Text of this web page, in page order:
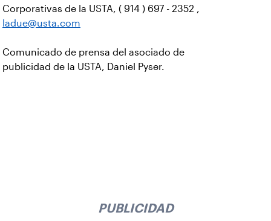
Corporativas de la USTA, ( 914 ) 697 - 2352 ,
ladue@usta.com
Comunicado de prensa del asociado de
publicidad de la USTA, Daniel Pyser.
PUBLICIDAD